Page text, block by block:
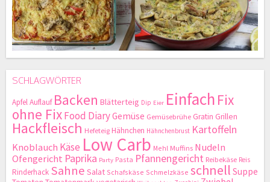
SCHLAGWÖRTER
ApfelAuflauf Backen Blätterteig Dip Eier Einfach Fix
ohne FixFood DiaryGemüse Gemüsebrühe Gratin Grillen
Hackfleisch Hefeteig Hähnchen Hähnchenbrust Kartoffeln
Knoblauch Käse Low Carb Mehl Muffins Nudeln
Ofengericht Paprika Party Pasta Pfannengericht Reibekäse Reis
Rinderhack Sahne Salat Schafskäse Schmelzkäse schnell Suppe